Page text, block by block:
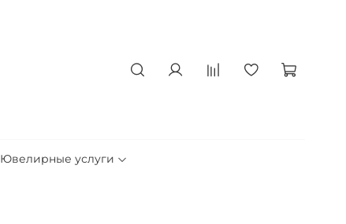
Ювелирные услуги